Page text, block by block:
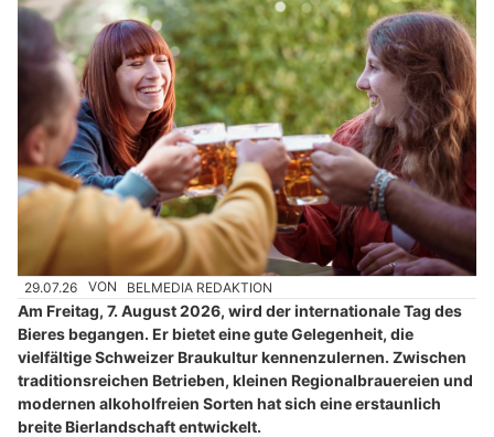
29.07.26 VON BELMEDIA REDAKTION
Am Freitag, 7. August 2026, wird der internationale Tag des
Bieres begangen. Er bietet eine gute Gelegenheit, die
vielfältige Schweizer Braukultur kennenzulernen. Zwischen
traditionsreichen Betrieben, kleinen Regionalbrauereien und
modernen alkoholfreien Sorten hat sich eine erstaunlich
breite Bierlandschaft entwickelt.